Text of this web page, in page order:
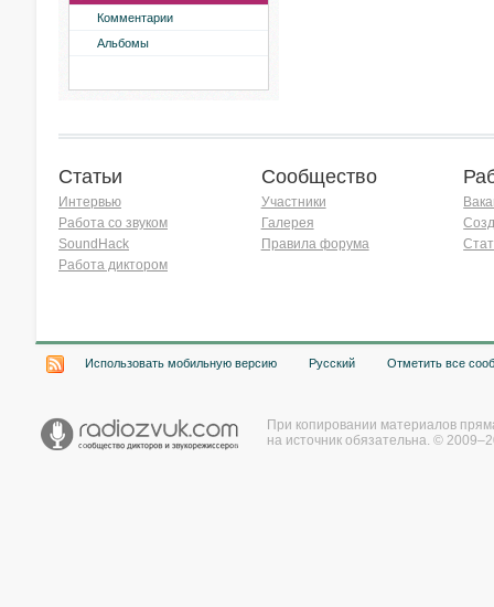
Комментарии
Альбомы
Статьи
Интервью
Работа со звуком
SoundHack
Работа диктором
Сообщество
Участники
Галерея
Правила форума
Использовать мобильную версию Русский Отметить все
При копировании материалов
на источник обязательна. ©